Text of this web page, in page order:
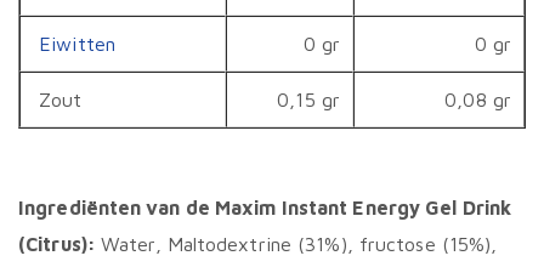
Eiwitten 0 gr 0 gr
Zout 0,15 gr 0,08 gr
Ingrediënten van de Maxim Instant Energy Gel Drink
(Citrus): Water, Maltodextrine (31%), fructose (15%),